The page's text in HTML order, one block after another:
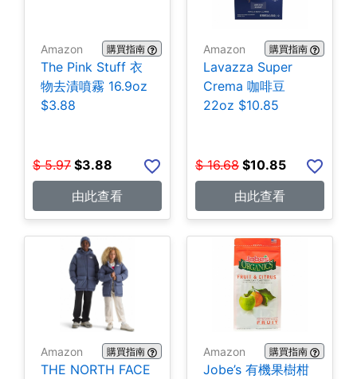
Amazon 購買指南
The Pink Stuff 衣
物去漬噴霧 16.9oz
$3.88
$ 5.97 $3.88
由此查看
Amazon 購買指南
Lavazza Super
Crema 咖啡豆
22oz $10.85
$ 16.68 $10.85
由此查看
Amazon 購買指南
THE NORTH FACE
Amazon 購買指南
Jobe’s 有機果樹柑